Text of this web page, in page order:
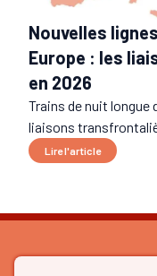
Nouvelles
Europe : les
en 2026
Trains de nuit longue
liaisons
Lire l'article